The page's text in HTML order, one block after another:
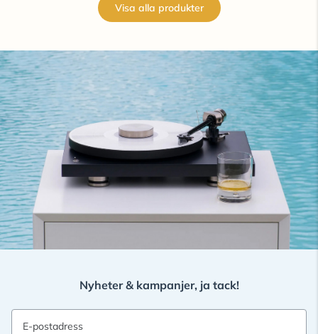
Visa alla produkter
Nyheter & kampanjer, ja tack!
E-postadress